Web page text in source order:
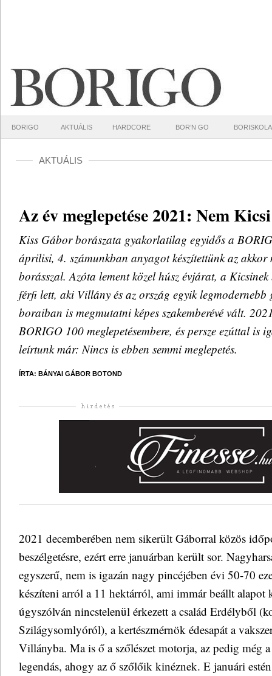
BORIGO AKTUÁLIS HARDCORE BOR’N GO BORISKOLA
AKTUÁLIS
Az év meglepetése 2021: Nem Kicsi
Kiss Gábor borászata gyakorlatilag egyidős a
áprilisi, 4. számunkban anyagot készítettünk az
borásszal. Azóta lement közel húsz évjárat, a
férfi lett, aki Villány és az ország egyik
boraiban is megmutatni képes szakemberévé vált.
BORIGO 100 meglepetésembere, és persze ezúttal is
leírtunk már: Nincs is ebben semmi meglepetés.
ÍRTA: BÁNYAI GÁBOR BOTOND
2021 decemberében nem sikerült Gáborral közös
beszélgetésre, ezért erre januárban került sor.
egyszerű, nem is igazán nagy pincéjében évi 50-70
készíteni arról a 11 hektárról, ami immár beállt alapot
úgyszólván nincstelenül érkezett a család Erdélyből
Szilágysomlyóról), a kertészmérnök édesapát a
Villányba. Ma is ő a szőlészet motorja, az pedig még
legendás, ahogy az ő szőlőik kinéznek. E januári